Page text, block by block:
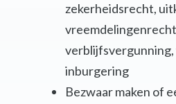
zekerheidsrecht,
verblijfsvergunning,
inburgering
Bezwaar maken of